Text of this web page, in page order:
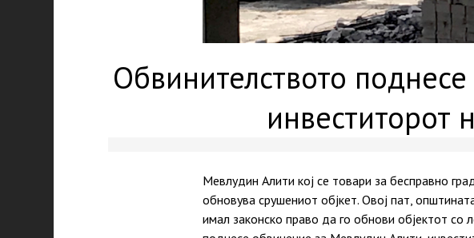
Обвинителството
инвеститорот
Мевлудин Алити кој се товари за бесправно
обновува срушениот објкет. Овој пат,
имал законско право да го обнови објектот со